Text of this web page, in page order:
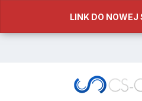
LINK DO NOWEJ